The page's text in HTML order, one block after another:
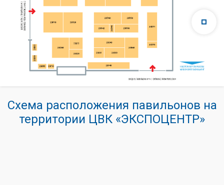
Схема расположения павильонов на
территории ЦВК «ЭКСПОЦЕНТР»